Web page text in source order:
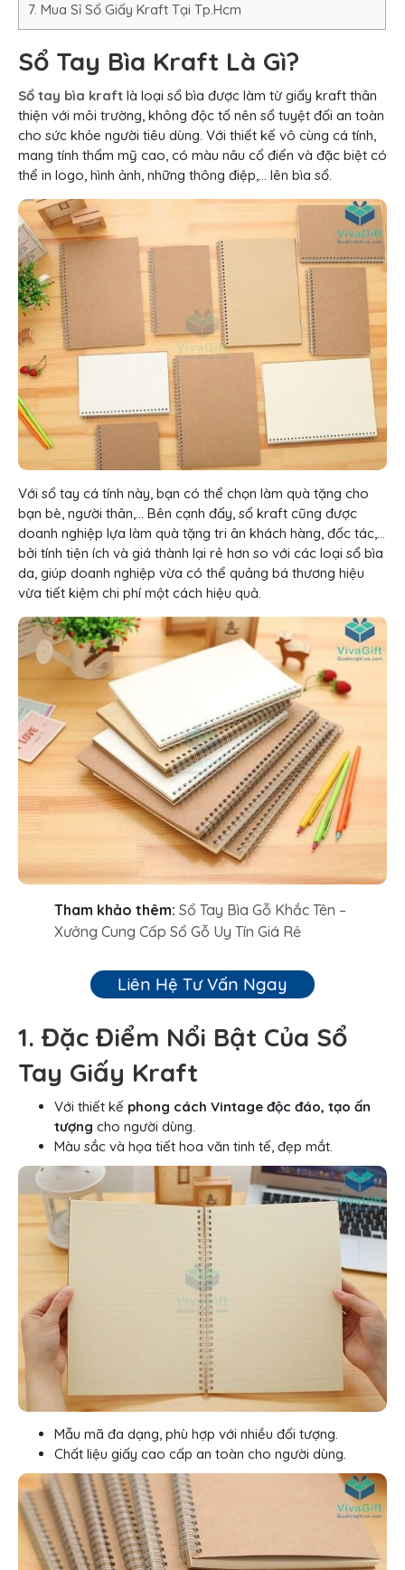
7. Mua Sỉ Sổ Giấy Kraft Tại Tp.Hcm
Sổ Tay Bìa Kraft Là Gì?
Sổ tay bìa kraft là loại sổ bìa được làm từ giấy kraft thân
thiện với môi trường, không độc tố nên sổ tuyệt đối an toàn
cho sức khỏe người tiêu dùng. Với thiết kế vô cùng cá tính,
mang tính thẩm mỹ cao, có màu nâu cổ điển và đặc biệt có
thể in logo, hình ảnh, những thông điệp,… lên bìa sổ.
Với sổ tay cá tính này, bạn có thể chọn làm quà tặng cho
bạn bè, người thân,… Bên cạnh đấy, sổ kraft cũng được
doanh nghiệp lựa làm quà tặng tri ân khách hàng, đốc tác,…
bởi tính tiện ích và giá thành lại rẻ hơn so với các loại sổ bìa
da, giúp doanh nghiệp vừa có thể quảng bá thương hiệu
vừa tiết kiệm chi phí một cách hiệu quả.
Tham khảo thêm: Sổ Tay Bìa Gỗ Khắc Tên –
Xưởng Cung Cấp Sổ Gỗ Uy Tín Giá Rẻ
Liên Hệ Tư Vấn Ngay
1. Đặc Điểm Nổi Bật Của Sổ
Tay Giấy Kraft
Với thiết kế phong cách Vintage độc đáo, tạo ấn
tượng cho người dùng.
Màu sắc và họa tiết hoa văn tinh tế, đẹp mắt.
Mẫu mã đa dạng, phù hợp với nhiều đối tượng.
Chất liệu giấy cao cấp an toàn cho người dùng.